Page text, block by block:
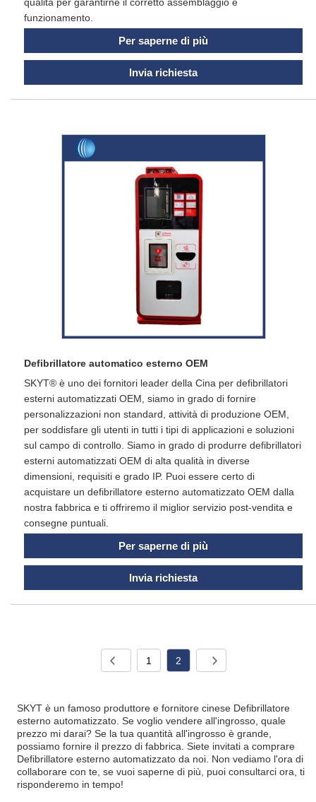
funzionamento.
Per saperne di più
Invia richiesta
Defibrillatore automatico esterno OEM
SKYT® è uno dei fornitori leader della Cina per defibrillatori
esterni automatizzati OEM, siamo in grado di fornire
personalizzazioni non standard, attività di produzione OEM,
per soddisfare gli utenti in tutti i tipi di applicazioni e soluzioni
sul campo di controllo. Siamo in grado di produrre defibrillatori
esterni automatizzati OEM di alta qualità in diverse
dimensioni, requisiti e grado IP. Puoi essere certo di
acquistare un defibrillatore esterno automatizzato OEM dalla
nostra fabbrica e ti offriremo il miglior servizio post-vendita e
consegne puntuali.
Per saperne di più
Invia richiesta
1 2
SKYT è un famoso produttore e fornitore cinese Defibrillatore
esterno automatizzato. Se voglio vendere all'ingrosso, quale
prezzo mi darai? Se la tua quantità all'ingrosso è grande,
possiamo fornire il prezzo di fabbrica. Siete invitati a comprare
Defibrillatore esterno automatizzato da noi. Non vediamo l'ora di
collaborare con te, se vuoi saperne di più, puoi consultarci ora, ti
risponderemo in tempo!